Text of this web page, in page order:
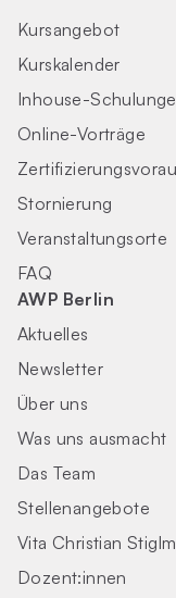
Kursangebot
Kurskalender
Inhouse-
Online-Vorträge
Stornierung
Veranstaltungsorte
FAQ
AWP Berlin
Aktuelles
Newsletter
Über uns
Was uns ausmacht
Das Team
Stellenangebote
Vita Christian
Dozent:innen